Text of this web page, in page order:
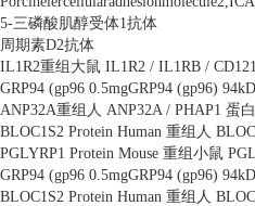
5-三磷酸肌醇受体1抗体
周期素D2抗体
IL1R2重组大鼠 IL1R2 / IL1RB /
GRP94 (gp96 0.5mgGRP94 (gp96)
ANP32A重组人 ANP32A / PHAP1 蛋白
BLOC1S2 Protein Human 重组人
PGLYRP1 Protein Mouse 重组小鼠
GRP94 (gp96 0.5mgGRP94 (gp96)
BLOC1S2 Protein Human 重组人